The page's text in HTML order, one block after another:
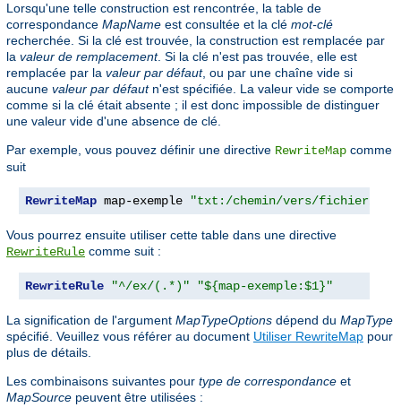
Lorsqu'une telle construction est rencontrée, la table de
correspondance MapName est consultée et la clé mot-clé
recherchée. Si la clé est trouvée, la construction est remplacée par
la valeur de remplacement. Si la clé n'est pas trouvée, elle est
remplacée par la valeur par défaut, ou par une chaîne vide si
aucune valeur par défautn'est spécifiée. La valeur vide se comporte
comme si la clé était absente ; il est donc impossible de distinguer
une valeur vide d'une absence de clé.
Par exemple, vous pouvez définir une directive RewriteMap comme
suit
RewriteMap map-exemple "txt:/chemin/vers/fichier/
Vous pourrez ensuite utiliser cette table dans une directive
RewriteRule comme suit :
RewriteRule "^/ex/(.*)" "${map-exemple:$1}"
La signification de l'argument MapTypeOptions dépend du MapType
spécifié. Veuillez vous référer au document Utiliser RewriteMap pour
plus de détails.
Les combinaisons suivantes pour type de correspondance et
MapSource peuvent être utilisées :